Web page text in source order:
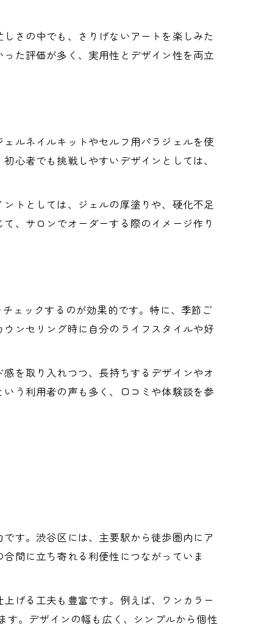
さの中でも、さりげないアートを楽しみた
た評価が多く、実用性とデザイン性を両立
ルネイルキットやセルフ用パラジェルを使
心者でも挑戦しやすいデザインとしては、
トとしては、ジェルの厚塗りや、硬化不足
、サロンでオーダーする際のイメージ作り
ェックするのが効果的です。特に、季節ご
ンセリング時に自分のライフスタイルや好
を取り入れつつ、長持ちするデザインやオ
う利用者の声も多く、口コミや体験談を参
す。渋谷区には、主要駅から徒歩圏内にア
間に立ち寄れる利便性につながっていま
げる工夫も豊富です。例えば、ワンカラー
す。デザインの幅も広く、シンプルから個性